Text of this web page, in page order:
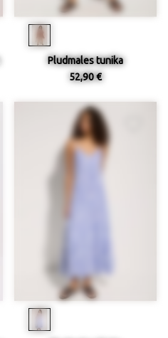
Pludmales tunika
52,90 €